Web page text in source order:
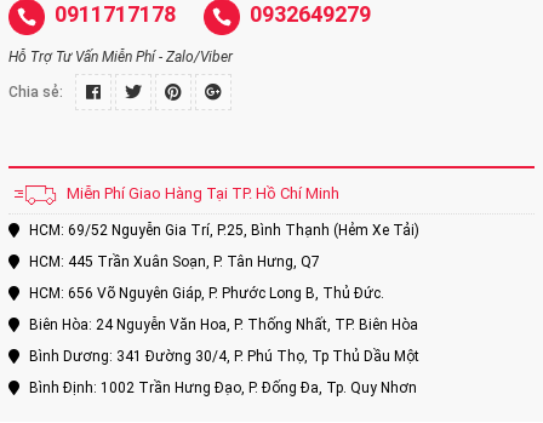
0911717178 0932649279
Hỗ Trợ Tư Vấn Miễn Phí - Zalo/Viber
Chia sẻ:
Miễn Phí Giao Hàng Tại TP. Hồ Chí Minh
HCM: 69/52 Nguyễn Gia Trí, P.25, Bình Thạnh (Hẻm Xe Tải)
HCM: 445 Trần Xuân Soạn, P. Tân Hưng, Q7
HCM: 656 Võ Nguyên Giáp, P. Phước Long B, Thủ Đức.
Biên Hòa: 24 Nguyễn Văn Hoa, P. Thống Nhất, TP. Biên Hòa
Bình Dương: 341 Đường 30/4, P. Phú Thọ, Tp Thủ Dầu Một
Bình Định: 1002 Trần Hưng Đạo, P. Đống Đa, Tp. Quy Nhơn